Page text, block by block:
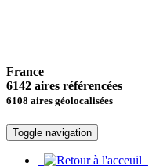
France
6142 aires référencées
6108 aires géolocalisées
Toggle navigation